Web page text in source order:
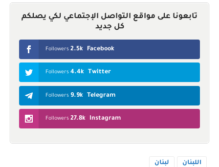
تابعونا على مواقع التواصل الإجتماعي لكي يصلكم
كل جديد
Facebook
2.5k
Followers
Twitter
4.4k
Followers
Telegram
9.9k
Followers
Instagram
27.8k
Followers
اللبنان لبنان